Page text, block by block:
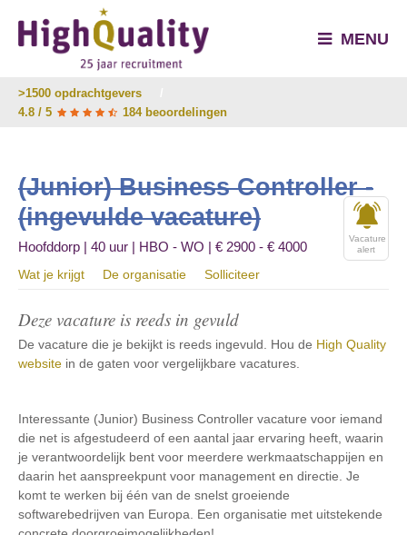
MENU
>1500 opdrachtgevers
4.8 / 5
184 beoordelingen
(Junior) Business Controller -
(ingevulde vacature)
Vacature
alert
Hoofddorp | 40 uur | HBO - WO | € 2900 - € 4000
Wat je krijgt De organisatie Solliciteer
Deze vacature is reeds in gevuld
De vacature die je bekijkt is reeds ingevuld. Hou de High Quality
website in de gaten voor vergelijkbare vacatures.
Interessante (Junior) Business Controller vacature voor iemand
die net is afgestudeerd of een aantal jaar ervaring heeft, waarin
je verantwoordelijk bent voor meerdere werkmaatschappijen en
daarin het aanspreekpunt voor management en directie. Je
komt te werken bij één van de snelst groeiende
softwarebedrijven van Europa. Een organisatie met uitstekende